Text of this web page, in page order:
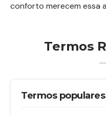
conforto merecem essa
Termos
Termos populares